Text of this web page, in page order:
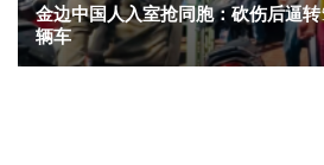
金边中国人入室抢同胞：砍伤后逼
辆车